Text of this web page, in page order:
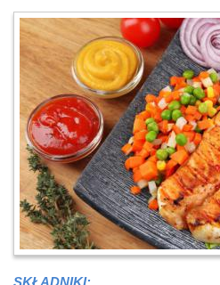
SKŁADNIKI: